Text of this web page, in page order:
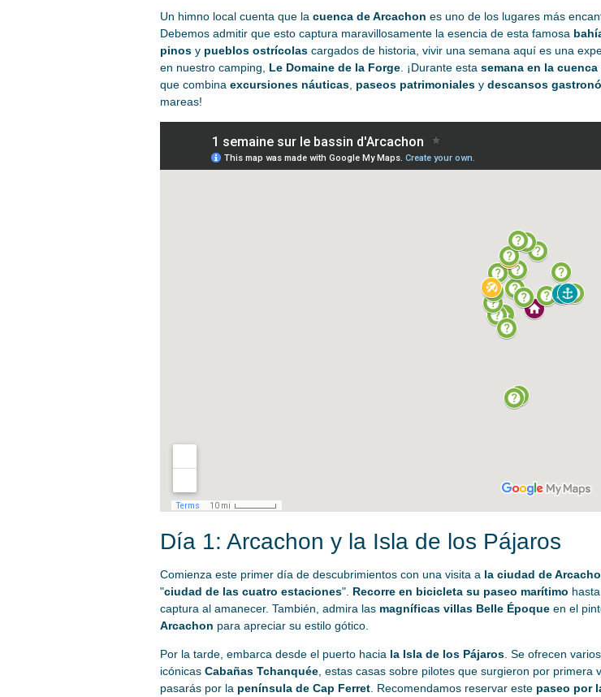
Un himno local cuenta que la cuenca de Arcachon es uno de los lugares más
Debemos admitir que esto captura maravillosamente la esencia de esta famosa
pinosy pueblos ostrícolascargados de historia, vivir una semana aquí es una
en nuestro camping, Le Domaine de la Forge. ¡Durante esta semana en la
que combina excursiones náuticas, paseos patrimonialesy descansos
mareas!
Día 1: Arcachon y la Isla de los Pájaros
Comienza este primer día de descubrimientos con una visita a la ciudad de
"ciudad de las cuatro estaciones". Recorre en bicicleta su paseo marítimo
captura al amanecer. También, admira las magníficas villas Belle Époqueen el
Arcachon para apreciar su estilo gótico.
Por la tarde, embarca desde el puerto hacia la Isla de los Pájaros. Se ofrecen
icónicas Cabañas Tchanquée, estas casas sobre pilotes que surgieron por primera
pasarás por la península de Cap Ferret. Recomendamos reservar este paseo por